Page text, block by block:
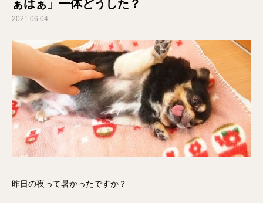
ぁはぁ」一体どうした？
2021.06.04
昨日の夜って暑かったですか？